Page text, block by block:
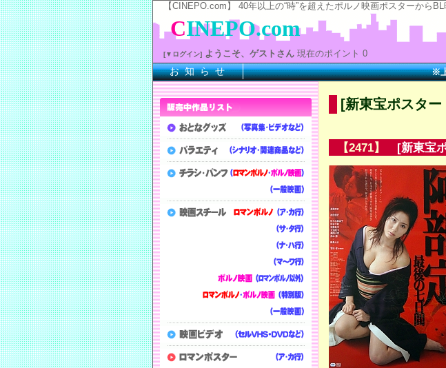
【CINEPO.com】 40年以上の“時”を超えたポルノ映画ポスターから
[新東宝ポスタ
【2471】 [新東宝
※上記の『
CINEPO.com
[▼ログイン] ようこそ、ゲストさん 現在のポイント 0
お 知 ら せ